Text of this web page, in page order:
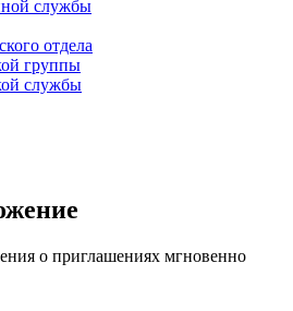
службы
отдела
группы
службы
о приглашениях мгновенно